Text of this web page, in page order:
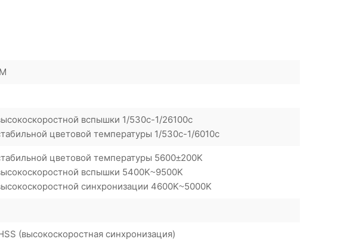
вспышки 1/530с-1/26100с
цветовой температуры 1/530с-1/6010с
цветовой температуры 5600±200K
вспышки 5400K~9500K
синхронизации 4600K~5000K
(высокоскоростная синхронизация)